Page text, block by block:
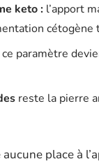
keto : l’apport
cétogène
paramètre
reste la pierre
place à